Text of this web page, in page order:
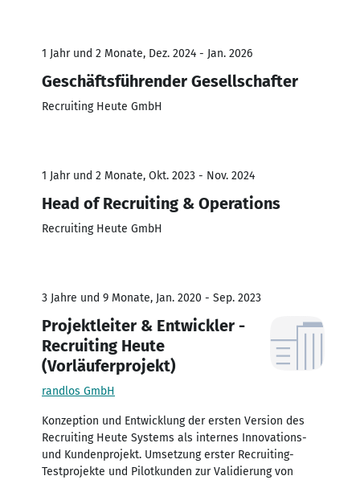
1 Jahr und 2 Monate, Dez. 2024 - Jan. 2026
Geschäftsführender Gesellschafter
Recruiting Heute GmbH
1 Jahr und 2 Monate, Okt. 2023 - Nov. 2024
Head of Recruiting & Operations
Recruiting Heute GmbH
3 Jahre und 9 Monate, Jan. 2020 - Sep. 2023
Projektleiter & Entwickler -
Recruiting Heute
(Vorläuferprojekt)
randlos GmbH
Konzeption und Entwicklung der ersten Version des
Recruiting Heute Systems als internes Innovations-
und Kundenprojekt. Umsetzung erster Recruiting-
Testprojekte und Pilotkunden zur Validierung von